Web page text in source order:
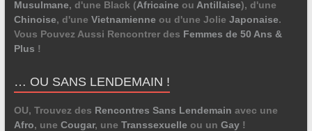
Musulmane, d'une Black (Africaine ou Antillaise), d'une
Chinoise, d'une Vietnamienne ou d'une Jolie Japonaise.
Vous Pouvez Aussi Rencontrer des Femmes de 50 Ans &
Plus !
… OU SANS LENDEMAIN !
OU, Trouvez des Rencontres Sans Lendemain avec une
Afro, une Cougar, une Transsexuelle ou un Gay!